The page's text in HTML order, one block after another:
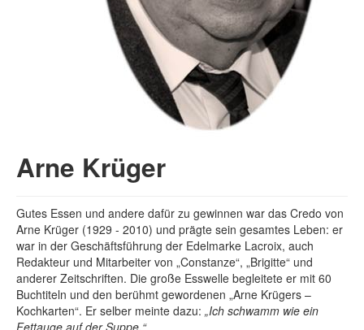
Arne Krüger
Gutes Essen und andere dafür zu gewinnen war das Credo von
Arne Krüger (1929 - 2010) und prägte sein gesamtes Leben: er
war in der Geschäftsführung der Edelmarke Lacroix, auch
Redakteur und Mitarbeiter von „Constanze“, „Brigitte“ und
anderer Zeitschriften. Die große Esswelle begleitete er mit 60
Buchtiteln und den berühmt gewordenen „Arne Krügers –
Kochkarten“. Er selber meinte dazu: „Ich schwamm wie ein
Fettauge auf der Suppe.“